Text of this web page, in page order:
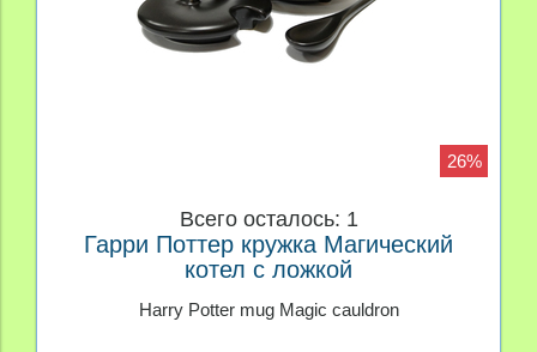
26%
Всего осталось: 1
Гарри Поттер кружка Магический
котел с ложкой
Harry Potter mug Magic cauldron